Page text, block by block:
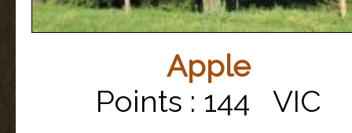
Apple
Points : 144 VIC